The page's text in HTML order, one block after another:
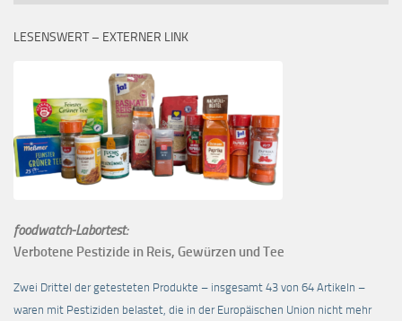
LESENSWERT – EXTERNER LINK
foodwatch-Labortest:
Verbotene Pestizide in Reis, Gewürzen und Tee
Zwei Drittel der getesteten Produkte – insgesamt 43 von 64 Artikeln –
waren mit Pestiziden belastet, die in der Europäischen Union nicht mehr